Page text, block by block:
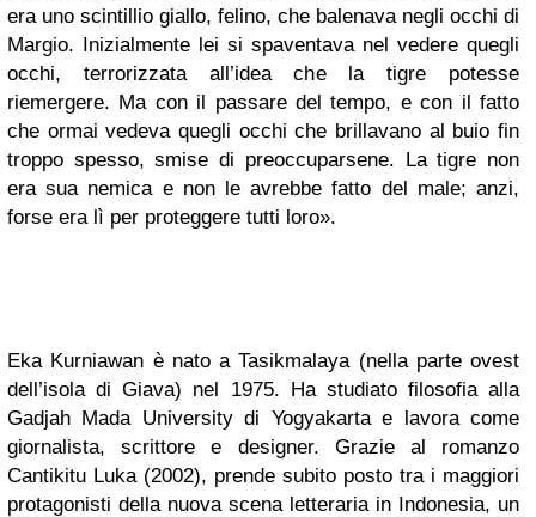
era uno scintillio giallo, felino, che balenava negli occhi di
Margio. Inizialmente lei si spaventava nel vedere quegli
occhi, terrorizzata all’idea che la tigre potesse
riemergere. Ma con il passare del tempo, e con il fatto
che ormai vedeva quegli occhi che brillavano al buio fin
troppo spesso, smise di preoccuparsene. La tigre non
era sua nemica e non le avrebbe fatto del male; anzi,
forse era lì per proteggere tutti loro».
Eka Kurniawan è nato a Tasikmalaya (nella parte ovest
dell’isola di Giava) nel 1975. Ha studiato filosofia alla
Gadjah Mada University di Yogyakarta e lavora come
giornalista, scrittore e designer. Grazie al romanzo
Cantikitu Luka (2002), prende subito posto tra i maggiori
protagonisti della nuova scena letteraria in Indonesia, un